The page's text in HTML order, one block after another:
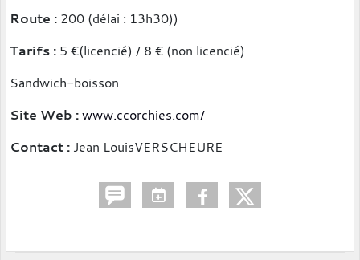
Route : 200 (délai : 13h30))
Tarifs : 5 €(licencié) / 8 € (non licencié)
Sandwich-boisson
Site Web :www.ccorchies.com/
Contact : Jean LouisVERSCHEURE